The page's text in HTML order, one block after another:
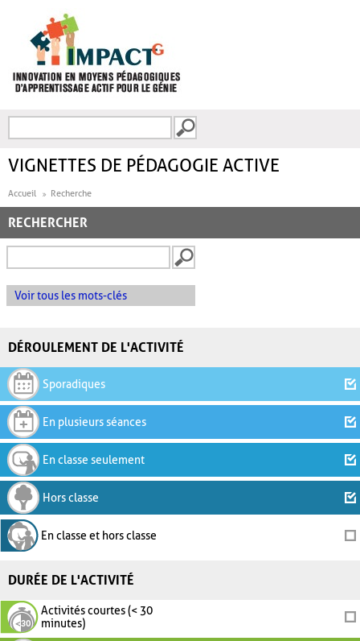
FORMULAIRE DE
VIGNETTES DE PÉDAGOGIE ACTIVE
Accueil Recherche
RECHERCHER
Voir tous les mots-clés
DÉROULEMENT DE L'ACTIVITÉ
Sporadiques
En plusieurs séances
En classe seulement
Hors classe
En classe et hors classe
DURÉE DE L'ACTIVITÉ
Activités courtes (< 30
minutes)